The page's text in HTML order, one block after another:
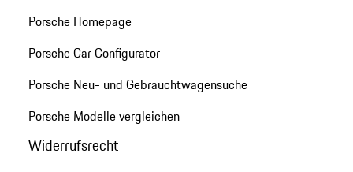
Porsche Homepage
Porsche Car Configurator
Porsche Neu- und Gebrauchtwagensuche
Porsche Modelle vergleichen
Widerrufsrecht